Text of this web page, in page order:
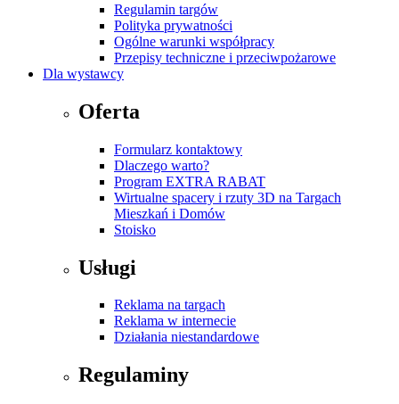
Regulamin targów
Polityka prywatności
Ogólne warunki współpracy
Przepisy techniczne i przeciwpożarowe
Dla wystawcy
Oferta
Formularz kontaktowy
Dlaczego warto?
Program EXTRA RABAT
Wirtualne spacery i rzuty 3D na Targach
Mieszkań i Domów
Stoisko
Usługi
Reklama na targach
Reklama w internecie
Działania niestandardowe
Regulaminy